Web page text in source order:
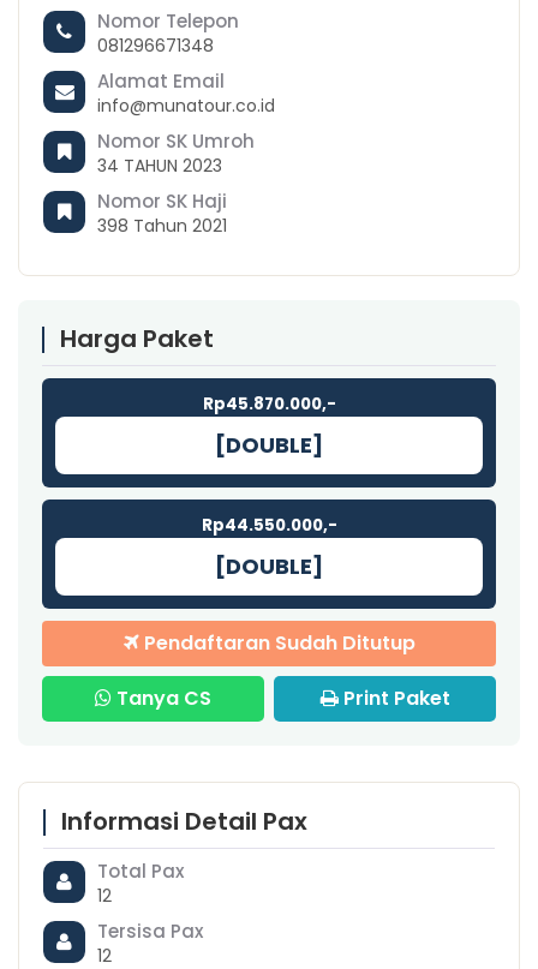
Nomor Telepon
081296671348
Alamat Email
info@munatour.co.id
Nomor SK Umroh
34 TAHUN 2023
Nomor SK Haji
398 Tahun 2021
Harga Paket
Rp45.870.000,-
[DOUBLE]
Rp44.550.000,-
[DOUBLE]
Pendaftaran Sudah Ditutup
Tanya CS
Print Paket
Informasi Detail Pax
Total Pax
12
Tersisa Pax
12